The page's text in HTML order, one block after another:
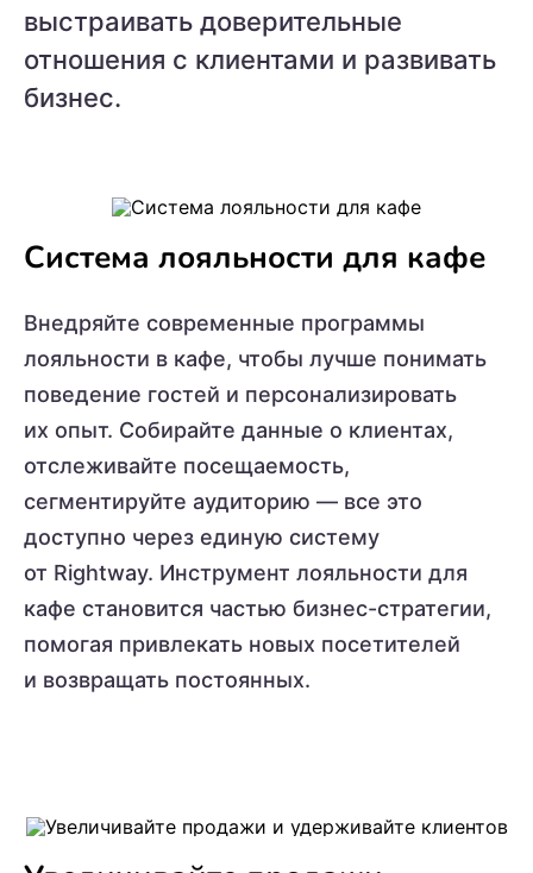
выстраивать доверительные
отношения с клиентами и развивать
бизнес.
Система лояльности для кафе
Внедряйте современные программы
лояльности в кафе, чтобы лучше понимать
поведение гостей и персонализировать
их опыт. Собирайте данные о клиентах,
отслеживайте посещаемость,
сегментируйте аудиторию — все это
доступно через единую систему
от Rightway. Инструмент лояльности для
кафе становится частью бизнес-стратегии,
помогая привлекать новых посетителей
и возвращать постоянных.